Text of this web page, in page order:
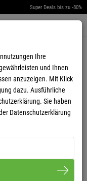
Super Deals bis zu -80%
Warenkorb aufklappen
Antworten
Ihre
und Ihnen
anzuzeigen. Mit Klick
dazu. Ausführliche
Sie haben
Datenschutzerklärung